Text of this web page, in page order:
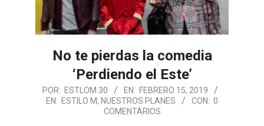
No te pierdas la comedia
‘Perdiendo el Este’
2019-
02-
POR: ESTLOM 30 EN: FEBRERO 15, 2019
EN: ESTILO M, NUESTROS PLANES CON: 0
COMENTARIOS